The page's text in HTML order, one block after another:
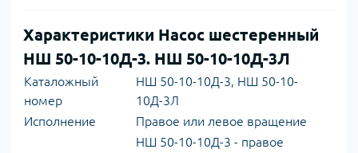
Характеристики Насос шестеренный
НШ 50-10-10Д-3. НШ 50-10-10Д-3Л
Каталожный
номер
НШ 50-10-10Д-3, НШ 50-10-
10Д-3Л
Исполнение
Правое или левое вращение
НШ 50-10-10Д-3 - правое